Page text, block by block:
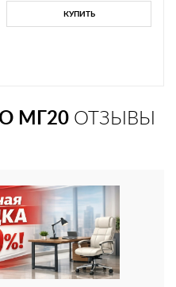
КУПИТЬ
МГ20 ОТЗЫВЫ